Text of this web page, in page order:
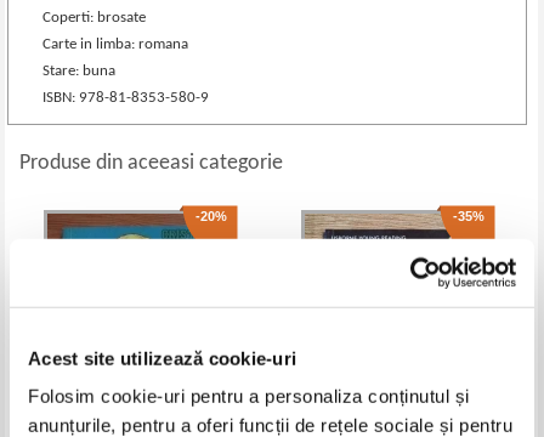
Acest site utilizează cookie-uri
Folosim cookie-uri pentru a personaliza conținutul și
anunțurile, pentru a oferi funcții de rețele sociale și pentru
Coperti: brosate
Carte in limba: romana
Stare: buna
ISBN: 978-81-8353-580-9
Produse din aceeasi categorie
-20% -35%